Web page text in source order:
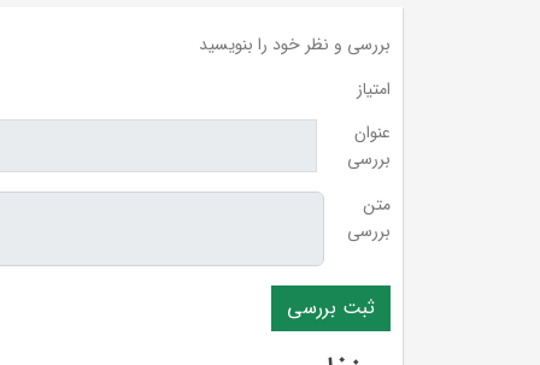
بررسی و نظر خود را بنویسید
امتیاز
عنوان
بررسی
متن
بررسی